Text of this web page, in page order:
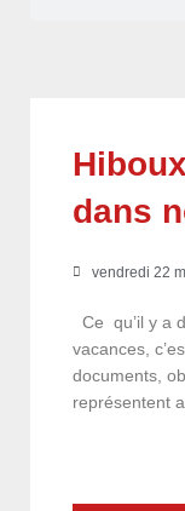
dans
vendredi 22
Ce qu’il y a
vacances,
documents,
représentent